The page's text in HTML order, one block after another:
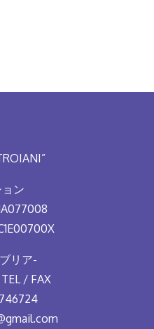
ン
リア-
/ FAX